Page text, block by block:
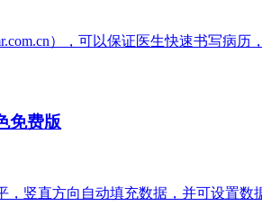
），可以保证医生快速书写病
免费版
，竖直方向自动填充数据，并可设置